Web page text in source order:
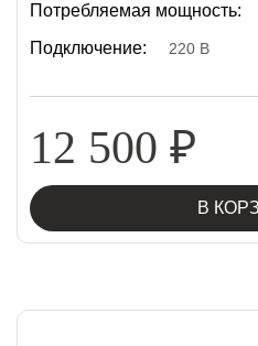
Потребляемая мощность:
Подключение: 220 В
12 500 ₽
В